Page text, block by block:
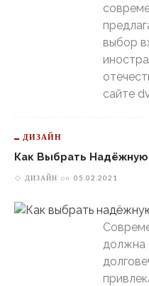
выбор
сайте
ДИЗАЙН
Как Выбрать
ДИЗАЙН on 05.02.2021
должна